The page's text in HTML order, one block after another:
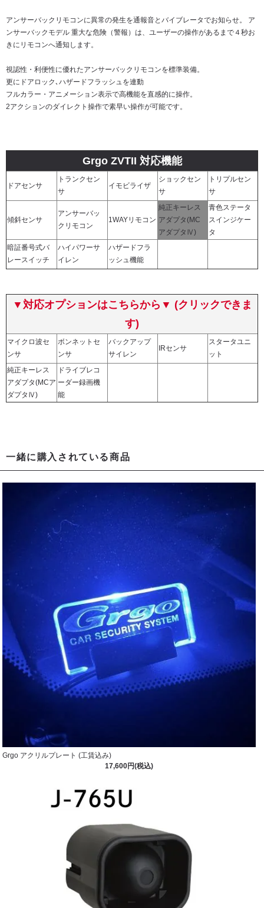
アンサーバックリモコンに異常の発生を通報音とバイブレータでお知らせ。 ア
ンサーバックモデル 重大な危険（警報）は、ユーザーの操作があるまで４秒お
きにリモコンへ通知します。
視認性・利便性に優れたアンサーバックリモコンを標準装備。
更にドアロック､ハザードフラッシュを連動
フルカラー・アニメーション表示で高機能を直感的に操作。
2アクションのダイレクト操作で素早い操作が可能です。
Grgo ZVTII 対応機能
ドアセンサ
トランクセン
サ
イモビライザ
ショックセン
サ
トリプルセン
サ
傾斜センサ
アンサーバッ
クリモコン
1WAYリモコン
純正キーレス
アダプタ(MC
アダプタⅣ)
青色ステータ
スインジケー
タ
暗証番号式バ
レースイッチ
ハイパワーサ
イレン
ハザードフラ
ッシュ機能
▼対応オプションはこちらから▼ (クリックできま
す)
マイクロ波セ
ンサ
ボンネットセ
ンサ
バックアップ
サイレン
IRセンサ
スタータユニ
ット
純正キーレス
アダプタ(MCア
ダプタⅣ)
ドライブレコ
ーダー録画機
能
一緒に購入されている商品
Grgo アクリルプレート (工賃込み)
17,600円(税込)